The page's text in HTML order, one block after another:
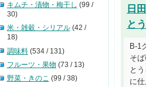
日
とう
B-1
そ
と
に
キムチ・漬物・梅干し (99 /
30)
米・雑穀・シリアル(42 /
18)
調味料(534 / 131)
フルーツ・果物 (73 / 13)
野菜・きのこ (99 / 38)